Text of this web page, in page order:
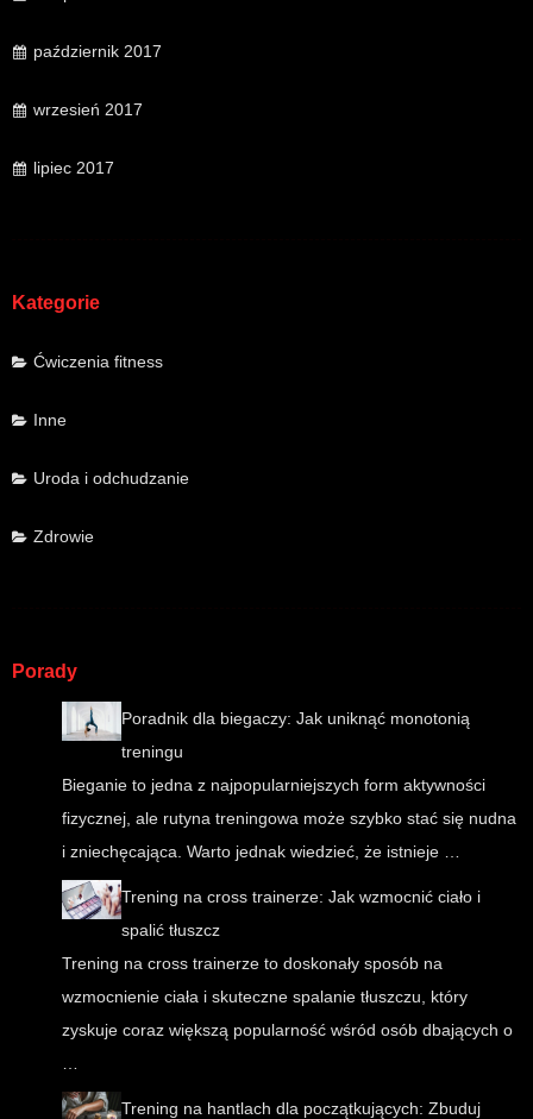
październik 2017
wrzesień 2017
lipiec 2017
Kategorie
Ćwiczenia fitness
Inne
Uroda i odchudzanie
Zdrowie
Porady
Poradnik dla biegaczy: Jak uniknąć monotonią
treningu
Bieganie to jedna z najpopularniejszych form aktywności
fizycznej, ale rutyna treningowa może szybko stać się nudna
i zniechęcająca. Warto jednak wiedzieć, że istnieje …
Trening na cross trainerze: Jak wzmocnić ciało i
spalić tłuszcz
Trening na cross trainerze to doskonały sposób na
wzmocnienie ciała i skuteczne spalanie tłuszczu, który
zyskuje coraz większą popularność wśród osób dbających o
Trening na hantlach dla początkujących: Zbuduj